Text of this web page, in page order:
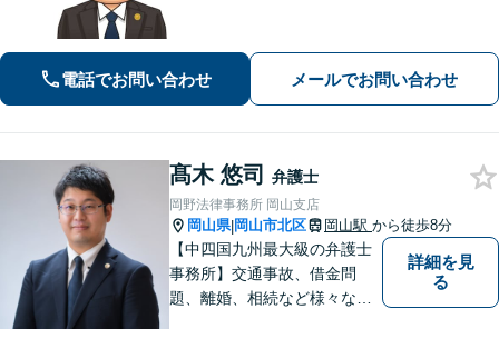
電話でお問い合わせ メールでお問い合わせ
髙木 悠司 弁護士
岡野法律事務所 岡山支店
岡山県|岡山市北区 岡山駅 から徒歩8分
【中四国九州最大級の弁護士
事務所】交通事故、借金問
題、離婚、相続など様々な問
詳細を見
る